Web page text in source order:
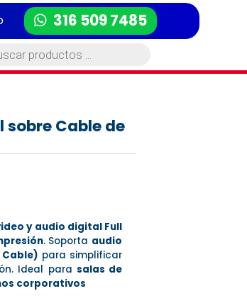
316 509 7485
sobre Cable de
y audio digital Full
. Soporta audio
Cable) para simplificar
Ideal para salas de
corporativos